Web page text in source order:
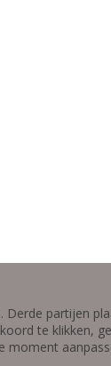
partijen
te klikken,